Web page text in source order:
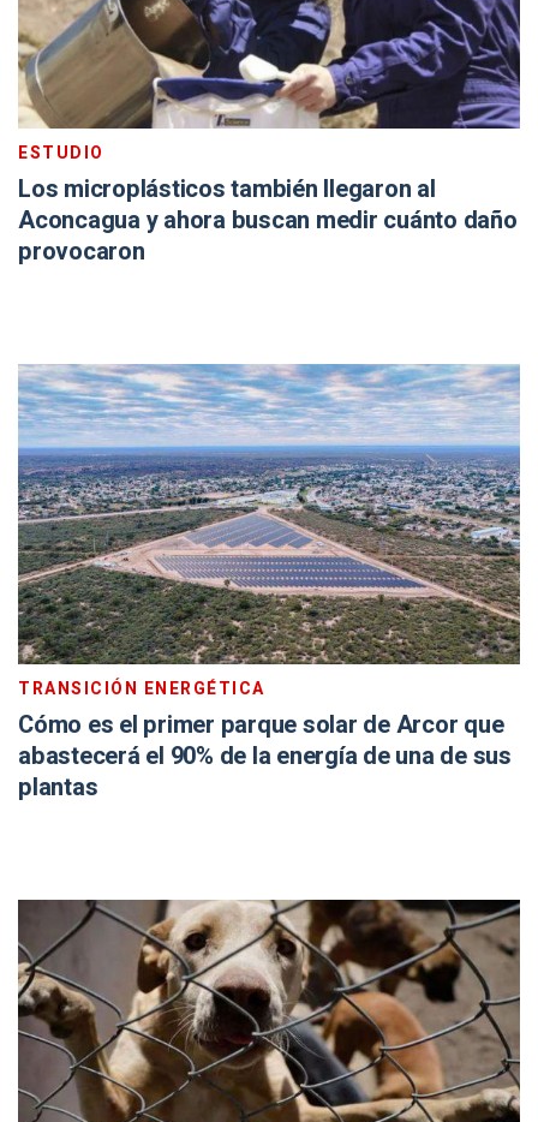
ESTUDIO
Los microplásticos también llegaron al
Aconcagua y ahora buscan medir cuánto daño
provocaron
TRANSICIÓN ENERGÉTICA
Cómo es el primer parque solar de Arcor que
abastecerá el 90% de la energía de una de sus
plantas